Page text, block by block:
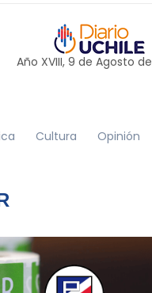
Año XVIII, 9 de Agosto
Cultura Opinión